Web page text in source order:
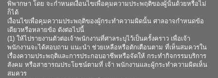
พิพากษา โดย จะกำหนดเงื่อนไขเพื่อคุมความประพฤติของผู้นั้นด้วยหรือไม่
ก็ได้
เงื่อนไขเพื่อคุมความประพฤติของผู้กระทำความผิดนั้น ศาลอาจกำหนดข้อ
เดียวหรือหลายข้อ ดังต่อไปนี้
(1) ให้ไปรายงานตัวต่อเจ้าพนักงานที่ศาลระบุไว้เป็นครั้งคราว เพื่อเจ้า
พนักงานจะได้สอบถาม แนะนำ ช่วยเหลือหรือตักเตือนตาม ที่เห็นสมควรใน
เรื่องความประพฤติและการประกอบอาชีพหรือจัดให้ กระทำกิจกรรมบริการ
สังคม หรือสาธารณประโยชน์ตามที่ เจ้า พนักงานและผู้กระทำความผิดเห็น
สมควร